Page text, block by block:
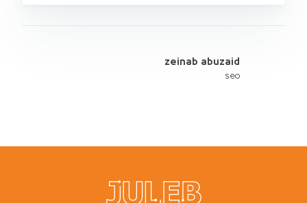
zeinab abuzaid
seo